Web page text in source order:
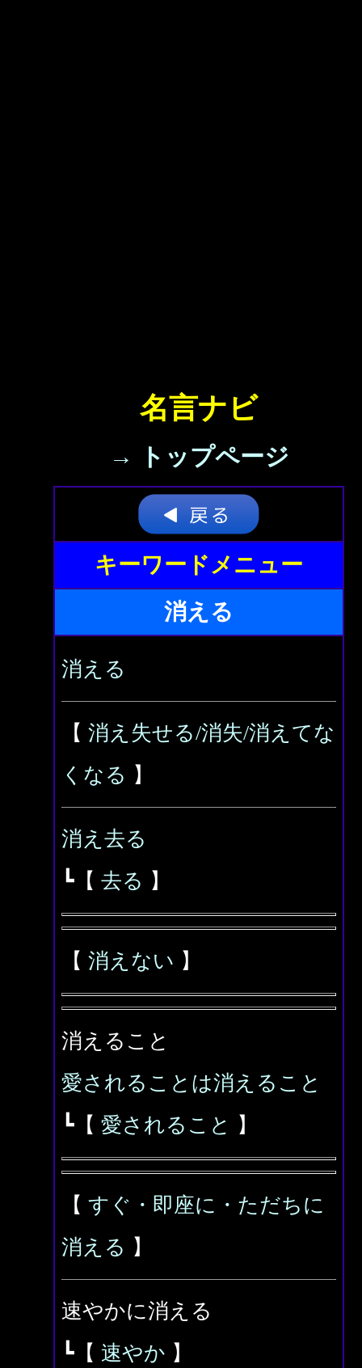
名言ナビ
→ トップページ
キーワードメニュー
消える
消える
【 消え失せる/消失/消えてな
くなる 】
消え去る
┗【 去る 】
【 消えない 】
消えること
愛されることは消えること
┗【 愛されること 】
【 すぐ・即座に・ただちに
消える 】
速やかに消える
┗【 速やか 】